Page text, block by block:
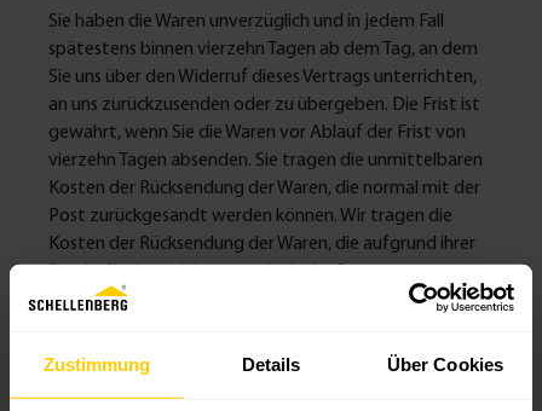
Zustimmung Details Über Cookies
Sie haben die Waren unverzüglich und in jedem Fall
spätestens binnen vierzehn Tagen ab dem Tag, an dem
Sie uns über den Widerruf dieses Vertrags unterrichten,
an uns zurückzusenden oder zu übergeben. Die Frist ist
gewahrt, wenn Sie die Waren vor Ablauf der Frist von
vierzehn Tagen absenden. Sie tragen die unmittelbaren
Kosten der Rücksendung der Waren, die normal mit der
Post zurückgesandt werden können. Wir tragen die
Kosten der Rücksendung der Waren, die aufgrund ihrer
zurückgesandt werden können. Sie müssen für einen
dieser Wertverlust auf einen zur Prüfung der